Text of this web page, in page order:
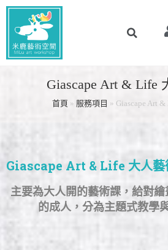
Giascape Art & Life
首頁 » 服務項目 » Giascape Art
Giascape Art & Life 大人藝
主要為大人開的藝術課，給對
的成人，分為主題式教學